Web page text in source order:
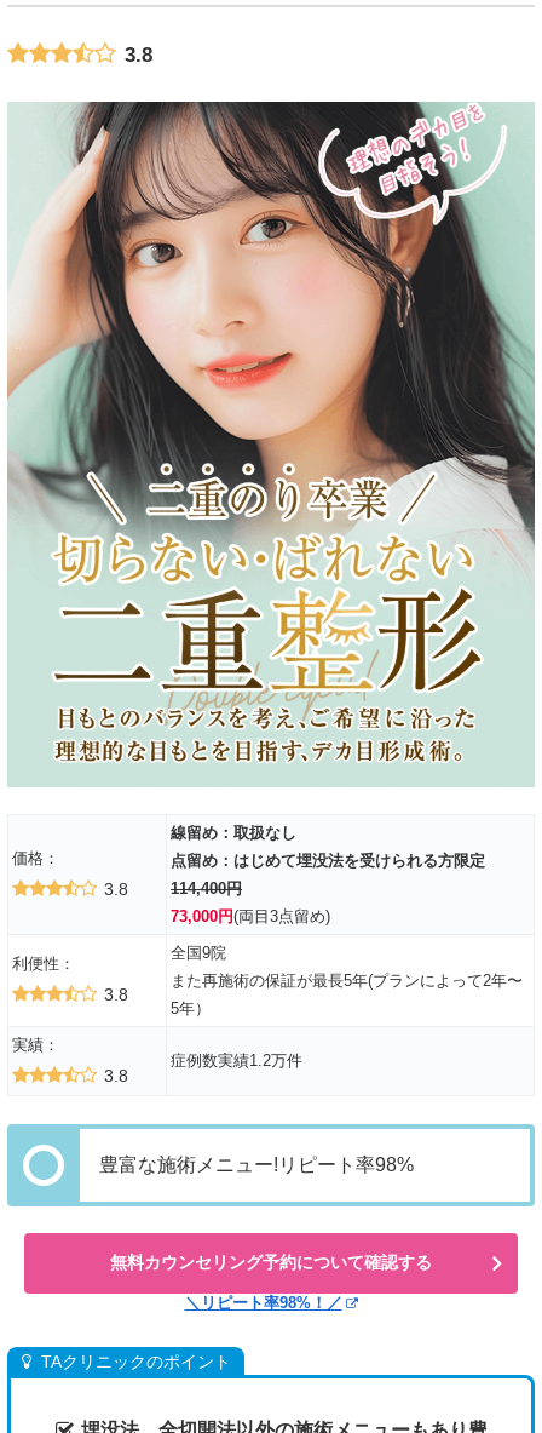
3.8
価格：
3.8
線留め：取扱なし
点留め：はじめて埋没法を受けられる方限定
114,400円
73,000円(両目3点留め)
利便性：
3.8
全国9院
また再施術の保証が最長5年(プランによって2年〜
5年）
実績：
3.8
症例数実績1.2万件
豊富な施術メニュー!リピート率98%
無料カウンセリング予約について確認する
＼リピート率98%！／
TAクリニックのポイント